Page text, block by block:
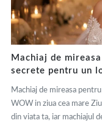
Machiaj de
secrete pentru un
Machiaj de mireasa
WOW in ziua cea mare
din viata ta, iar machiajul